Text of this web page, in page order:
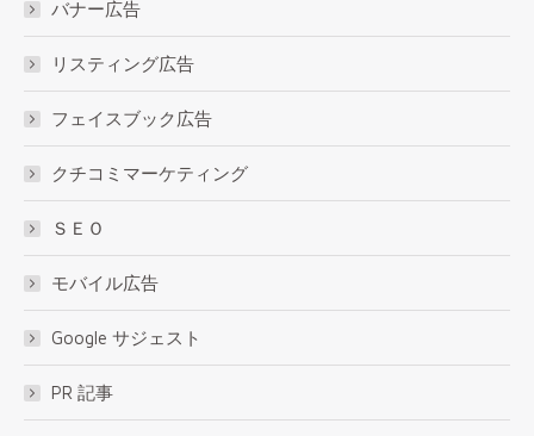
バナー広告
リスティング広告
フェイスブック広告
クチコミマーケティング
ＳＥＯ
モバイル広告
Google サジェスト
PR 記事